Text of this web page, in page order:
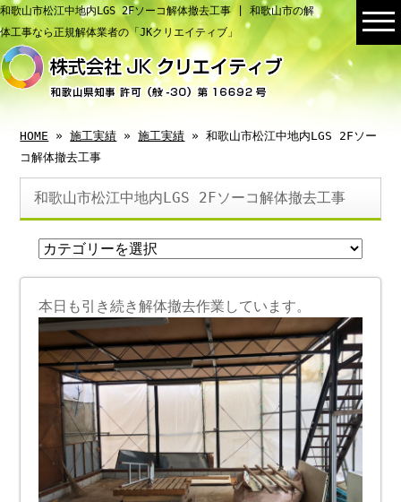
和歌山市松江中地内LGS 2Fソーコ解体撤去工事 | 和歌山市の解
体工事なら正規解体業者の「JKクリエイティブ」
HOME »施工実績 »施工実績 » 和歌山市松江中地内LGS 2Fソー
コ解体撤去工事
和歌山市松江中地内LGS 2Fソーコ解体撤去工事
本日も引き続き解体撤去作業しています。